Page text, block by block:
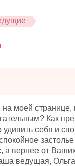
моей странице,
Как
себя и
а вернее от
ведущая,